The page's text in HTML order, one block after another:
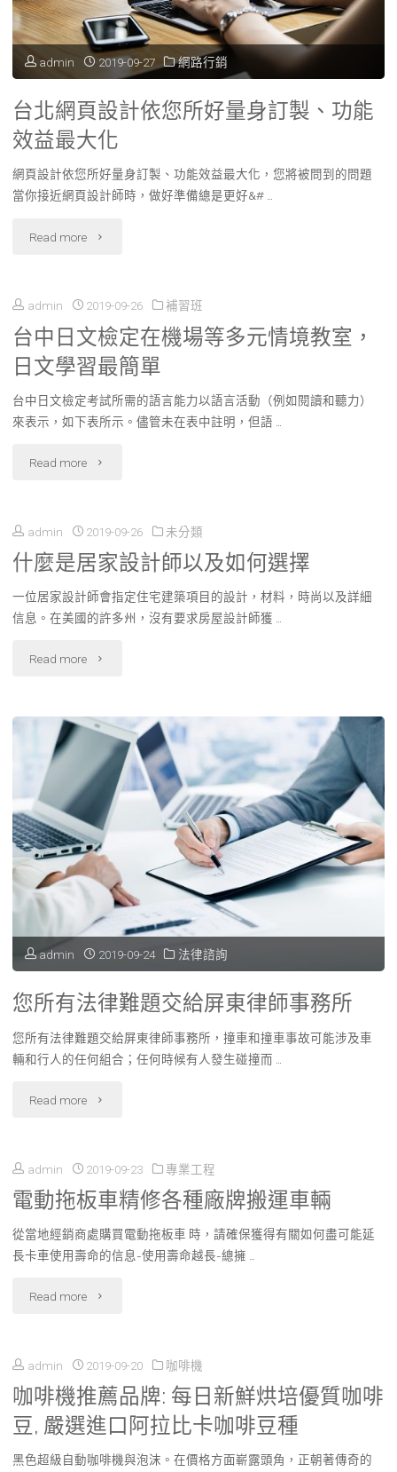
admin 2019-09-27 網路行銷
台北網頁設計依您所好量身訂製、功能
效益最大化
網頁設計依您所好量身訂製、功能效益最大化，您將被問到的問題
當你接近網頁設計師時，做好準備總是更好&# …
Read more "台
網
頁
設
計
好
量
身
訂
功
能
益
最
化"
admin 2019-09-26 補習班
台中日文檢定在機場等多元情境教室，
日文學習最簡單
台中日文檢定考試所需的語言能力以語言活動（例如閱讀和聽力）
來表示，如下表所示。儘管未在表中註明，但語 …
Read more "台
日
文
檢
等
元
情
境
教
室，
文
學
最
簡
單"
admin 2019-09-26 未分類
什麼是居家設計師以及如何選擇
一位居家設計師會指定住宅建築項目的設計，材料，時尚以及詳細
信息。在美國的許多州，沒有要求房屋設計師獲 …
Read more "什
是
居
設
計
以
如
何
admin 2019-09-24 法律諮詢
您所有法律難題交給屏東律師事務所
您所有法律難題交給屏東律師事務所，撞車和撞車事故可能涉及車
輛和行人的任何組合；任何時候有人發生碰撞而 …
Read more "您
有
法
律
屏
東
admin 2019-09-23 專業工程
電動拖板車精修各種廠牌搬運車輛
從當地經銷商處購買電動拖板車 時，請確保獲得有關如何盡可能延
長卡車使用壽命的信息-使用壽命越長-總擁 …
Read more "電
拖
板
車
admin 2019-09-20 咖啡機
咖啡機推薦品牌: 每日新鮮烘培優質咖啡
豆, 嚴選進口阿拉比卡咖啡豆種
黑色超級自動咖啡機與泡沫。在價格方面嶄露頭角，正朝著傳奇的